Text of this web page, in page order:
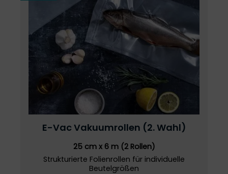
E-Vac Vakuumrollen (2. Wahl)
25 cm x 6 m (2 Rollen)
Strukturierte Folienrollen für individuelle
Beutelgrößen